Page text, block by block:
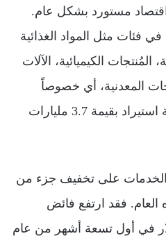
اقتصاد مستورد بشكل عام.
فئات مثل المواد الغذائية
الكيميائية، الآلات
المعدنية، أي خصوصاً
المشتقات النفطية، أكبر فئة استيراد بقيمة 3.7 مليارات
على تخفيف جزء من
العام. فقد ارتفع فائض
في أول تسعة أشهر من عام